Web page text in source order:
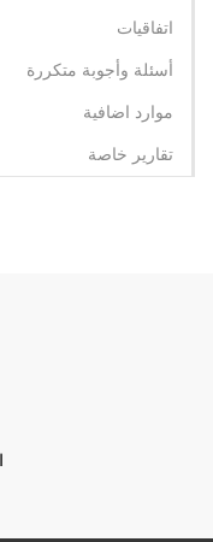
اتفاقيات
أسئلة وأجوبة متكررة
موارد اضافية
تقارير خاصة